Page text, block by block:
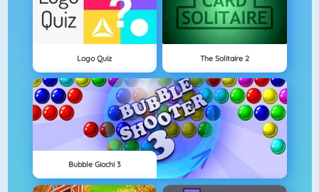
Logo Quiz The Solitaire 2
Bubble Giochi 3